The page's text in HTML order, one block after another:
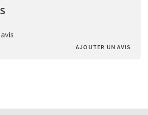
AJOUTER UN AVIS